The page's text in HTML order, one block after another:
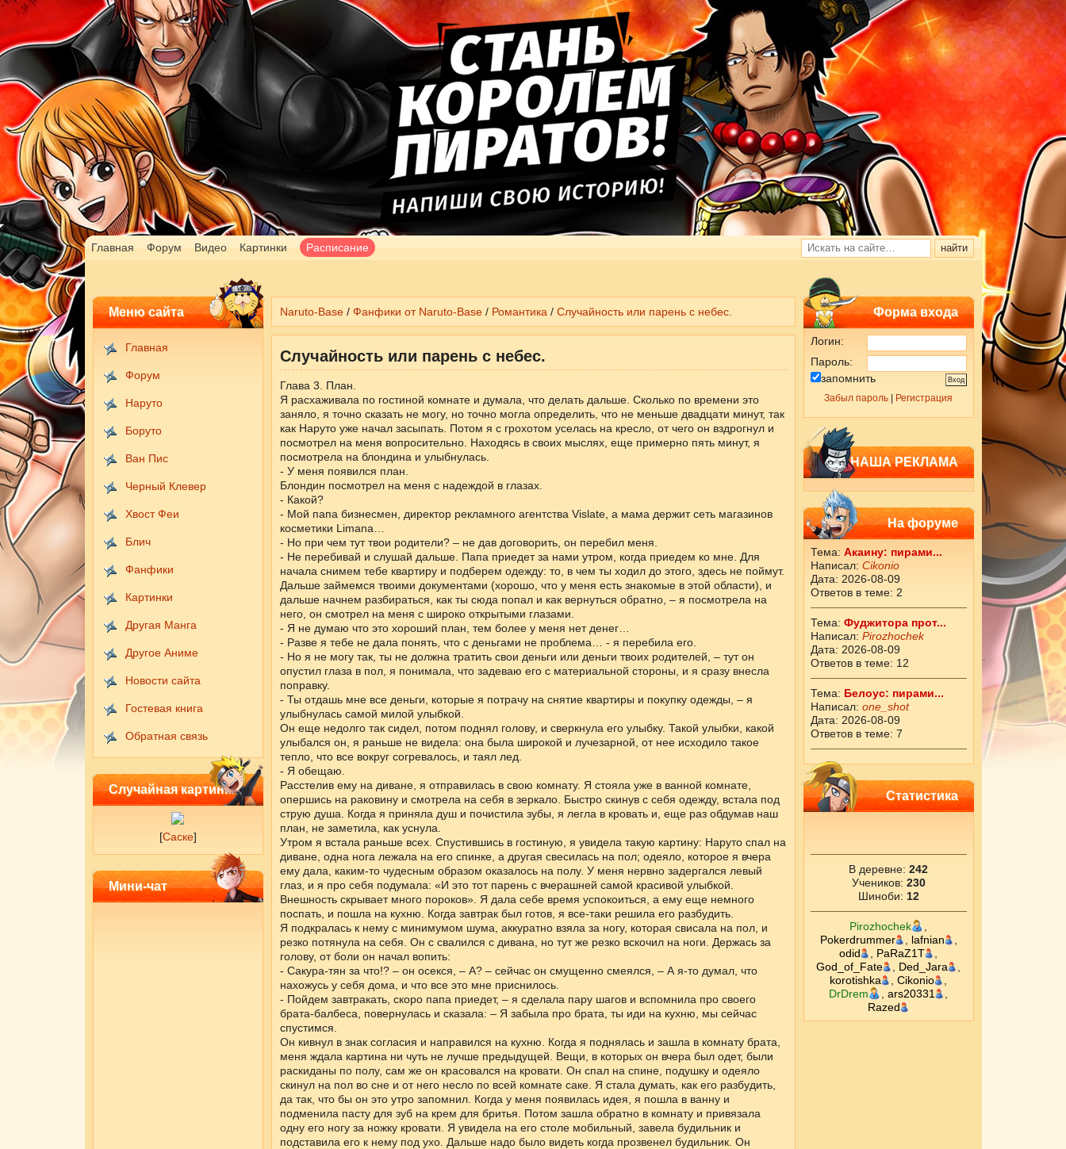
Главная Форум Видео Картинки Расписание
Меню сайта
Главная
Форум
Наруто
Боруто
Ван Пис
Черный Клевер
Хвост Феи
Блич
Фанфики
Картинки
Другая Манга
Другое Аниме
Новости сайта
Гостевая книга
Обратная связь
Случайная картинка
[Саске]
Мини-чат
Форма входа
Логин:
Пароль:
запомнить
Забыл пароль Регистрация
НАША РЕКЛАМА
На форуме
Тема: Акаину: пирами...
Написал: Cikоnio
Дата: 2026-08-09
Ответов в теме: 2
Тема: Фуджитора прот...
Написал: Pirozhochek
Дата: 2026-08-09
Ответов в теме: 12
Тема: Белоус: пирами...
Написал: one_shot
Дата: 2026-08-09
Ответов в теме: 7
Статистика
В деревне: 242
Учеников: 230
Шиноби: 12
Pirozhochek
Pokerdrummer
lafnian
odid
PaRaZ1T
God_of_Fate
Ded_Jara
korotishka
Cikоnio
DrDrem
ars20331
Razed
Naruto-Base/ Фанфики от Naruto-Base/ Романтика / Случайность или парень с небес.
Случайность или парень с небес.
Глава 3. План.
Я расхаживала по гостиной комнате и думала, что делать дальше. Сколько по времени это
заняло, я точно сказать не могу, но точно могла определить, что не меньше двадцати минут, так
как Наруто уже начал засыпать. Потом я с грохотом уселась на кресло, от чего он вздрогнул и
посмотрел на меня вопросительно. Находясь в своих мыслях, еще примерно пять минут, я
посмотрела на блондина и улыбнулась.
- У меня появился план.
Блондин посмотрел на меня с надеждой в глазах.
- Какой?
- Мой папа бизнесмен, директор рекламного агентства Vislate, а мама держит сеть магазинов
косметики Limana…
- Но при чем тут твои родители? – не дав договорить, он перебил меня.
- Не перебивай и слушай дальше. Папа приедет за нами утром, когда приедем ко мне. Для
начала снимем тебе квартиру и подберем одежду: то, в чем ты ходил до этого, здесь не поймут.
Дальше займемся твоими документами (хорошо, что у меня есть знакомые в этой области), и
дальше начнем разбираться, как ты сюда попал и как вернуться обратно, – я посмотрела на
него, он смотрел на меня с широко открытыми глазами.
- Я не думаю что это хороший план, тем более у меня нет денег…
- Разве я тебе не дала понять, что с деньгами не проблема… - я перебила его.
- Но я не могу так, ты не должна тратить свои деньги или деньги твоих родителей, – тут он
опустил глаза в пол, я понимала, что задеваю его с материальной стороны, и я сразу внесла
поправку.
- Ты отдашь мне все деньги, которые я потрачу на снятие квартиры и покупку одежды, – я
улыбнулась самой милой улыбкой.
Он еще недолго так сидел, потом поднял голову, и сверкнула его улыбку. Такой улыбки, какой
улыбался он, я раньше не видела: она была широкой и лучезарной, от нее исходило такое
тепло, что все вокруг согревалось, и таял лед.
- Я обещаю.
Расстелив ему на диване, я отправилась в свою комнату. Я стояла уже в ванной комнате,
опершись на раковину и смотрела на себя в зеркало. Быстро скинув с себя одежду, встала под
струю душа. Когда я приняла душ и почистила зубы, я легла в кровать и, еще раз обдумав наш
план, не заметила, как уснула.
Утром я встала раньше всех. Спустившись в гостиную, я увидела такую картину: Наруто спал на
диване, одна нога лежала на его спинке, а другая свесилась на пол; одеяло, которое я вчера
ему дала, каким-то чудесным образом оказалось на полу. У меня нервно задергался левый
глаз, и я про себя подумала: «И это тот парень с вчерашней самой красивой улыбкой.
Внешность скрывает много пороков». Я дала себе время успокоиться, а ему еще немного
поспать, и пошла на кухню. Когда завтрак был готов, я все-таки решила его разбудить.
Я подкралась к нему с минимумом шума, аккуратно взяла за ногу, которая свисала на пол, и
резко потянула на себя. Он с свалился с дивана, но тут же резко вскочил на ноги. Держась за
голову, от боли он начал вопить:
- Сакура-тян за что!? – он осекся, – А? – сейчас он смущенно смеялся, – А я-то думал, что
нахожусь у себя дома, и что все это мне приснилось.
- Пойдем завтракать, скоро папа приедет, – я сделала пару шагов и вспомнила про своего
брата-балбеса, повернулась и сказала: – Я забыла про брата, ты иди на кухню, мы сейчас
спустимся.
Он кивнул в знак согласия и направился на кухню. Когда я поднялась и зашла в комнату брата,
меня ждала картина ни чуть не лучше предыдущей. Вещи, в которых он вчера был одет, были
раскиданы по полу, сам же он красовался на кровати. Он спал на спине, подушку и одеяло
скинул на пол во сне и от него несло по всей комнате саке. Я стала думать, как его разбудить,
да так, что бы он это утро запомнил. Когда у меня появилась идея, я пошла в ванну и
подменила пасту для зуб на крем для бритья. Потом зашла обратно в комнату и привязала
одну его ногу за ножку кровати. Я увидела на его столе мобильный, завела будильник и
подставила его к нему под ухо. Дальше надо было видеть когда прозвенел будильник. Он